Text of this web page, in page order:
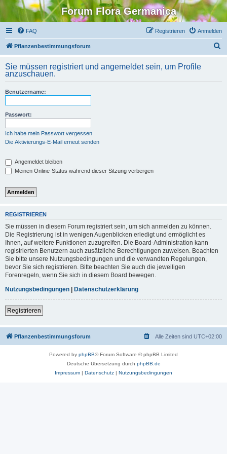
Forum Flora Germanica
FAQ Anmelden
Registrieren
Pflanzenbestimmungsforum
h
Sie müssen registriert und angemeldet sein, um Profile
anzuschauen.
Benutzername:
Passwort:
Ich habe mein Passwort vergessen
Die Aktivierungs-E-Mail erneut senden
Angemeldet bleiben
Meinen Online-Status während dieser Sitzung verbergen
REGISTRIEREN
Sie müssen in diesem Forum registriert sein, um sich anmelden zu können.
Die Registrierung ist in wenigen Augenblicken erledigt und ermöglicht es
Ihnen, auf weitere Funktionen zuzugreifen. Die Board-Administration kann
registrierten Benutzern auch zusätzliche Berechtigungen zuweisen. Beachten
Sie bitte unsere Nutzungsbedingungen und die verwandten Regelungen,
bevor Sie sich registrieren. Bitte beachten Sie auch die jeweiligen
Forenregeln, wenn Sie sich in diesem Board bewegen.
Nutzungsbedingungen | Datenschutzerklärung
Registrieren
Pflanzenbestimmungsforum Alle Zeiten sind UTC+02:00
Powered by phpBB® Forum Software © phpBB Limited
Deutsche Übersetzung durch phpBB.de
Impressum | Datenschutz | Nutzungsbedingungen